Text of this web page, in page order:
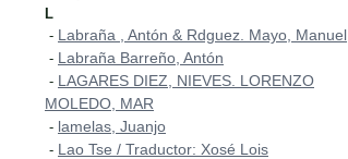
L
- Labraña , Antón & Rdguez. Mayo, Manuel
- Labraña Barreño, Antón
- LAGARES DIEZ, NIEVES. LORENZO
MOLEDO, MAR
- lamelas, Juanjo
- Lao Tse / Traductor: Xosé Lois